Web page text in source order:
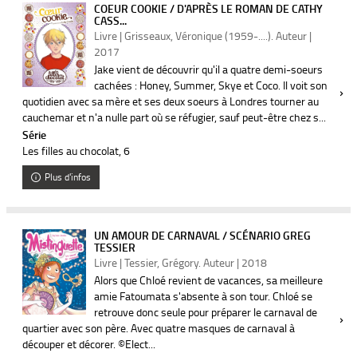
COEUR COOKIE / D'APRÈS LE ROMAN DE CATHY
CASS...
Livre | Grisseaux, Véronique (1959-....). Auteur |
2017
Jake vient de découvrir qu'il a quatre demi-soeurs
cachées : Honey, Summer, Skye et Coco. Il voit son
quotidien avec sa mère et ses deux soeurs à Londres tourner au
cauchemar et n'a nulle part où se réfugier, sauf peut-être chez s...
Série
Les filles au chocolat, 6
Plus d'infos
UN AMOUR DE CARNAVAL / SCÉNARIO GREG
TESSIER
Livre | Tessier, Grégory. Auteur | 2018
Alors que Chloé revient de vacances, sa meilleure
amie Fatoumata s'absente à son tour. Chloé se
retrouve donc seule pour préparer le carnaval de
quartier avec son père. Avec quatre masques de carnaval à
découper et décorer. ©Elect...